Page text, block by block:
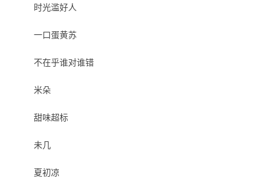
时光滥好人
一口蛋黄苏
不在乎谁对谁错
米朵
甜味超标
未几
夏初凉